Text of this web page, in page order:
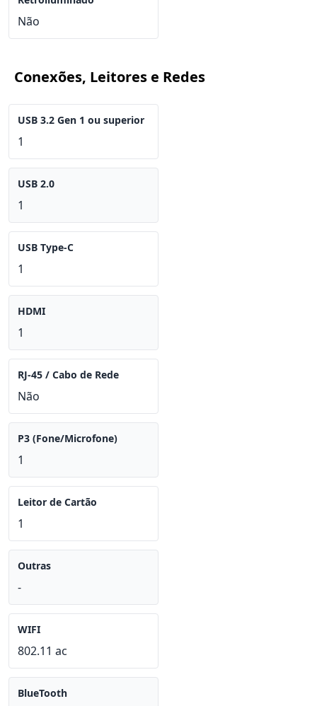
Não
Conexões, Leitores e Redes
USB 3.2 Gen 1 ou superior
1
USB 2.0
1
USB Type-C
1
HDMI
1
RJ-45 / Cabo de Rede
Não
P3 (Fone/Microfone)
1
Leitor de Cartão
1
Outras
-
WIFI
802.11 ac
BlueTooth